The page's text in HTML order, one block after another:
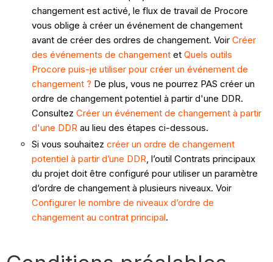
changement est activé, le flux de travail de Procore
vous oblige à créer un événement de changement
avant de créer des ordres de changement. VoirCréer
des événements de changement etQuels outils
Procore puis-je utiliser pour créer un événement de
changement ? De plus, vous ne pourrez PAS créer un
ordre de changement potentiel à partir d'une DDR.
ConsultezCréer un événement de changement à partir
d'une DDR au lieu des étapes ci-dessous.
Si vous souhaitezcréer un ordre de changement
potentiel à partir d’une DDR, l’outil Contrats principaux
du projet doit être configuré pour utiliser un paramètre
d’ordre de changement à plusieurs niveaux. Voir
Configurer le nombre de niveaux d’ordre de
changement au contrat principal.